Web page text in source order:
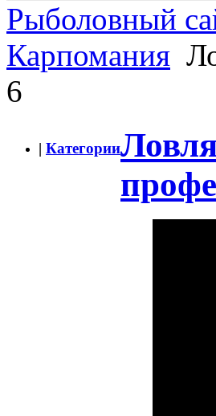
Рыболовный
Карпомания
6
| Категории